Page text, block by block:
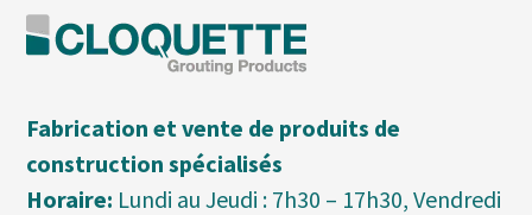
Fabrication et vente de produits de
construction spécialisés
Horaire: Lundi au Jeudi : 7h30 – 17h30, Vendredi